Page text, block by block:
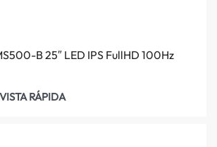
B 25″ LED IPS FullHD 100Hz
VISTA RÁPIDA